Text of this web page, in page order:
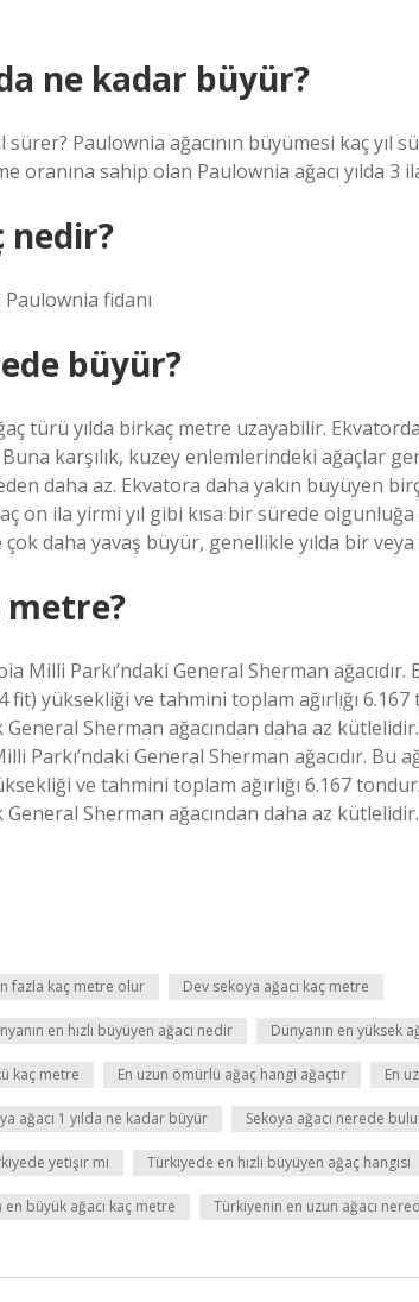
ne kadar büyür?
sürer? Paulownia ağacının büyümesi kaç yıl
oranına sahip olan Paulownia ağacı yılda 3
nedir?
fidanı
büyür?
türü yılda birkaç metre uzayabilir.
karşılık, kuzey enlemlerindeki ağaçlar
daha az. Ekvatora daha yakın büyüyen
on ila yirmi yıl gibi kısa bir sürede olgunluğa
daha yavaş büyür, genellikle yılda bir
metre?
Milli Parkı’ndaki General Sherman ağacıdır.
yüksekliği ve tahmini toplam ağırlığı
Sherman ağacından daha az
Parkı’ndaki General Sherman ağacıdır. Bu
ve tahmini toplam ağırlığı 6.167
Sherman ağacından daha az kütlelidir.
fazla kaç metre olur Dev sekoya ağacı kaç metre
en hızlı büyüyen ağacı nedir Dünyanın en yüksek
kaç metre En uzun ömürlü ağaç hangi ağaçtır En
ağacı 1 yılda ne kadar büyür Sekoya ağacı nerede
yetişir mi Türkiyede en hızlı büyüyen ağaç hangisi
büyük ağacı kaç metre Türkiyenin en uzun ağacı